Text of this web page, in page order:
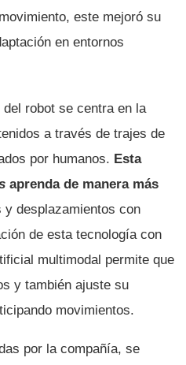
este mejoró su
en entornos
robot se centra en la
a través de trajes de
por humanos. Esta
aprenda de manera más
y desplazamientos con
de esta tecnología con
multimodal permite que
y también ajuste su
movimientos.
por la compañía, se